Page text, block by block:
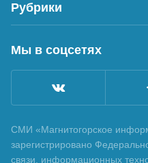
Рубрики
Мы в соцсетях
СМИ «Магнитогорское
зарегистрировано
связи, информационных